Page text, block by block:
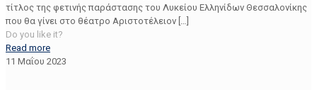
τίτλος της φετινής παράστασης του Λυκείου Ελληνίδων Θεσσαλονίκης
που θα γίνει στο θέατρο Αριστοτέλειον
Do you like it?
Read more
11 Μαΐου 2023